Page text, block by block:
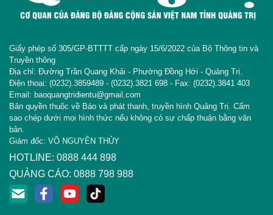
Giấy phép số 305/GP-BTTTT cấp ngày 15/6/2022 của Bộ Thông tin và
Truyền thông
Địa chỉ: Đường Trần Quang Khải - Phường Đồng Hới - Quảng Trị.
Điện thoại: (0232).3859489 - (0232).3821 698 - Fax: (0232).3841 403
Email: baoquangtridientu@gmail.com
Bản quyền thuộc về Báo và phát thanh, truyền hình Quảng Trị. Cấm
sao chép dưới mọi hình thức nếu không có sự chấp thuận bằng văn
bản.
Giám đốc: VÕ NGUYÊN THỦY
HOTLINE: 0888 444 898
QUẢNG CÁO: 0888 798 988